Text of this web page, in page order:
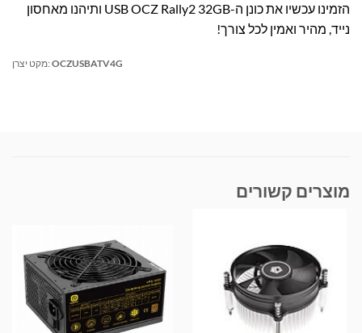
הזמינו עכשיו את כונן ה-USB OCZ Rally2 32GB ותיהנו מאחסון
נייד, מהיר ואמין לכל צורך!
מקט יצרן: OCZUSBATV4G
מוצרים קשורים